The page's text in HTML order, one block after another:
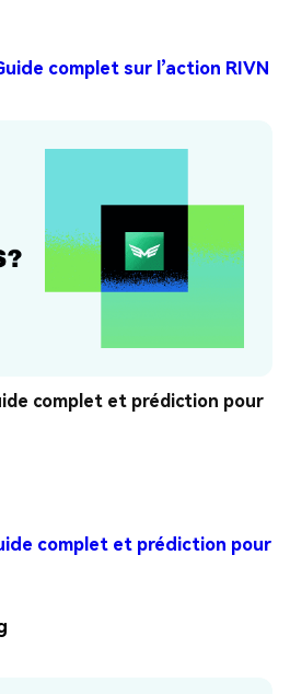
complet sur l’action RIVN
complet et prédiction pour
complet et prédiction pour